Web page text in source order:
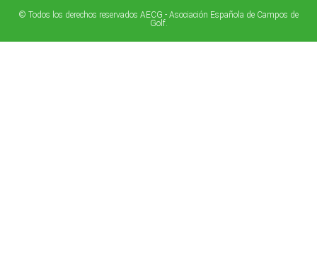
© Todos los derechos reservados AECG - Asociación Española de Campos de
Golf.